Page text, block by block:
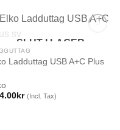
SLUT I LAGER
Ladduttag USB A+C Plus
kr (Incl. Tax)